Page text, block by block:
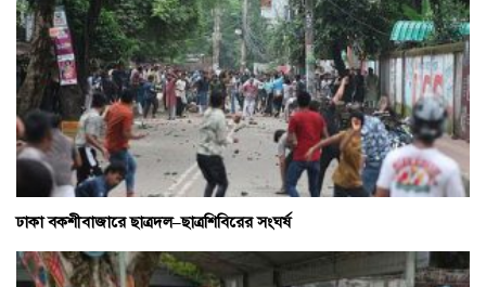
ঢাকা বকশীবাজারে ছাত্রদল–ছাত্রশিবিরের সংঘর্ষ